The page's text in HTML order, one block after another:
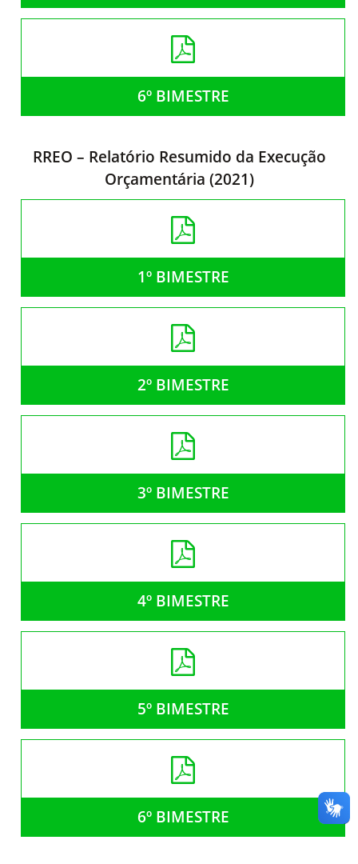
6º BIMESTRE
RREO – Relatório Resumido da Execução
Orçamentária (2021)
1º BIMESTRE
2º BIMESTRE
3º BIMESTRE
4º BIMESTRE
5º BIMESTRE
6º BIMESTRE